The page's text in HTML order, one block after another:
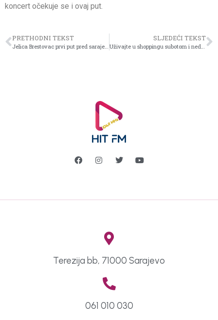
koncert očekuje se i ovaj put.
PRETHODNI TEKST
Jelica Brestovac prvi put pred sarajevskom publikom s novom predstavom „Ne mogu danas, danas imam ženske probleme“
SLJEDEĆI TEKST
Uživajte u shoppingu subotom i nedjeljom uz Mastercard® karticu Intesa Sanpaolo Banke
Terezija bb, 71000 Sarajevo
061 010 030